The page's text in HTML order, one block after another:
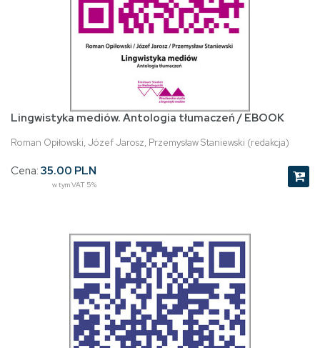
Lingwistyka mediów. Antologia tłumaczeń / EBOOK
Roman Opiłowski, Józef Jarosz, Przemysław Staniewski (redakcja)
Cena: 35.00 PLN
w tym VAT 5%